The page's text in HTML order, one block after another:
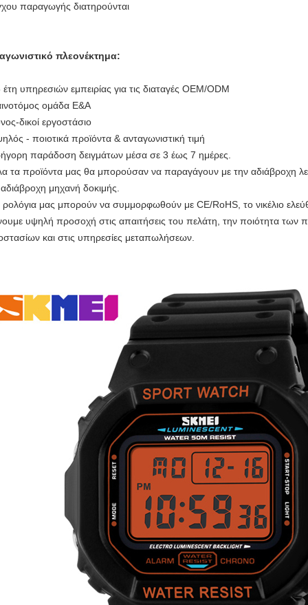
παραγωγής διατηρούνται
πλεονέκτημα:
υπηρεσιών εμπειρίας για τις διαταγές OEM/ODM
ομάδα Ε&Α
δικοί εργοστάσιο
- ποιοτικά προϊόντα & ανταγωνιστική τιμή
παράδοση δειγμάτων μέσα σε 3 έως 7 ημέρες.
τα προϊόντα μας θα μπορούσαν να παραγάγουν με την αδιάβροχη
μηχανή δοκιμής.
ρολόγια μας μπορούν να συμμορφωθούν με CE/RoHS, το νικέλιο
υψηλή προσοχή στις απαιτήσεις του πελάτη, την ποιότητα των
και στις υπηρεσίες μεταπωλήσεων.